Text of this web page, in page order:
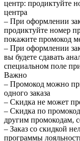
центр: продиктуйте
центра
– При оформлении
продиктуйте номер
покажите промокод
– При оформлении
вы будете сдавать
специальном поле
Важно
– Промокод можно
одного заказа
– Скидка не может
– Скидка по
другим промокодам,
– Заказ со скидкой
программы